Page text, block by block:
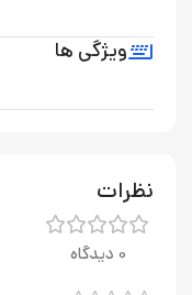
ویژگی ها
نظرات
0 دیدگاه